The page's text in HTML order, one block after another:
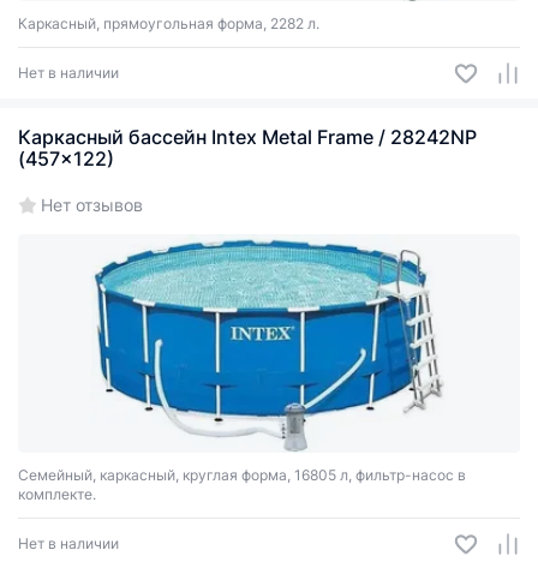
Каркасный, прямоугольная форма, 2282 л.
Нет в наличии
Каркасный бассейн Intex Metal Frame / 28242NP
(457x122)
Нет отзывов
Семейный, каркасный, круглая форма, 16805 л, фильтр-насос в
комплекте.
Нет в наличии